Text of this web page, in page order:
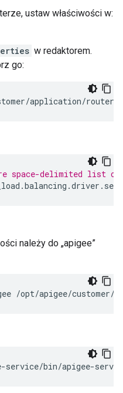
ustaw właściwości w:
w redaktorem.
go:
application/
space-delimited list of:
.balancing .driver .
należy do „apigee”
/opt/apigee/
service/bin/apigee-